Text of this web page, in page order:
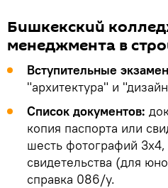
Бишкекский
менеджмента в
Вступительные
"архитектура" и
Список документов:
копия паспорта или
шесть фотографий
свидетельства (для
справка 086/у.